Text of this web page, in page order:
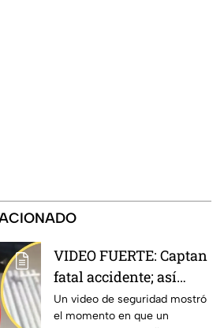
VIDEO FUERTE: Captan
fatal accidente; así
montacargas atropelló
a trabajador distraído
Un video de seguridad mostró
el momento en que un